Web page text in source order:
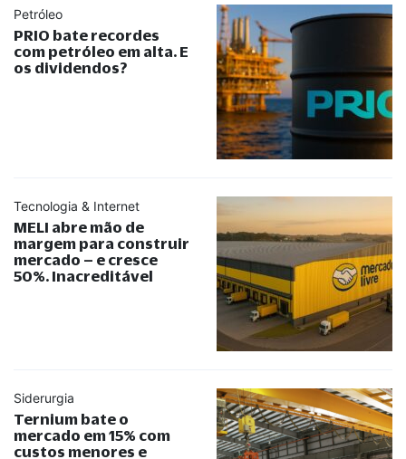
Petróleo
PRIO bate recordes
com petróleo em alta. E
os dividendos?
Tecnologia & Internet
MELI abre mão de
margem para construir
mercado – e cresce
50%. Inacreditável
Siderurgia
Ternium bate o
mercado em 15% com
custos menores e